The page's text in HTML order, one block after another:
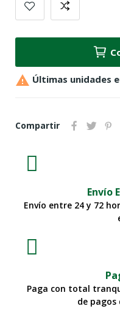
 Últimas unidades
Compartir
Envío
Envío entre 24 y 72
Paga con total
de pagos